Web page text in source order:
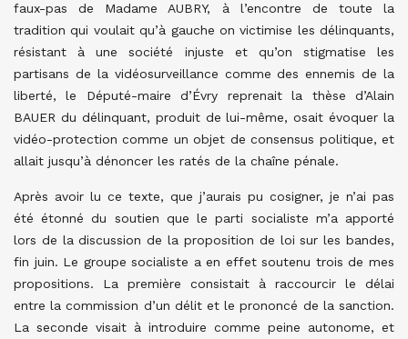
faux-pas de Madame AUBRY, à l’encontre de toute la
tradition qui voulait qu’à gauche on victimise les délinquants,
résistant à une société injuste et qu’on stigmatise les
partisans de la vidéosurveillance comme des ennemis de la
liberté, le Député-maire d’Évry reprenait la thèse d’Alain
BAUER du délinquant, produit de lui-même, osait évoquer la
vidéo-protection comme un objet de consensus politique, et
allait jusqu’à dénoncer les ratés de la chaîne pénale.
Après avoir lu ce texte, que j’aurais pu cosigner, je n’ai pas
été étonné du soutien que le parti socialiste m’a apporté
lors de la discussion de la proposition de loi sur les bandes,
fin juin. Le groupe socialiste a en effet soutenu trois de mes
propositions. La première consistait à raccourcir le délai
entre la commission d’un délit et le prononcé de la sanction.
La seconde visait à introduire comme peine autonome, et